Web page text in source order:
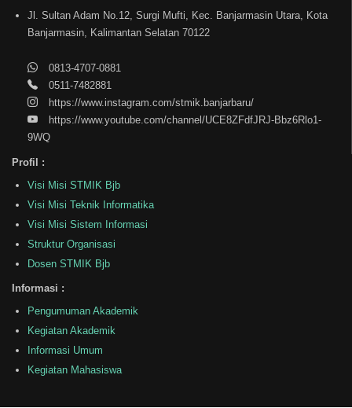
Jl. Sultan Adam No.12, Surgi Mufti, Kec. Banjarmasin Utara, Kota
Banjarmasin, Kalimantan Selatan 70122
0813-4707-0881
0511-7482881
https://www.instagram.com/stmik.banjarbaru/
https://www.youtube.com/channel/UCE8ZFdfJRJ-Bbz6Rlo1-
9WQ
Profil :
Visi Misi STMIK Bjb
Visi Misi Teknik Informatika
Visi Misi Sistem Informasi
Struktur Organisasi
Dosen STMIK Bjb
Informasi :
Pengumuman Akademik
Kegiatan Akademik
Informasi Umum
Kegiatan Mahasiswa